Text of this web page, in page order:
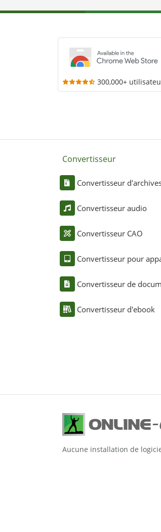
300,000+
Convertisseur
Convertisseur
Convertisseur audio
Convertisseur CAO
Convertisseur pour
Convertisseur de
Convertisseur d'ebook
Aucune installation de